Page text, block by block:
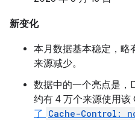
新变化
本月数据基本稳定，略
来源减少。
数据中的一个亮点是，
约有 4 万个来源使用该
了 Cache-Control: